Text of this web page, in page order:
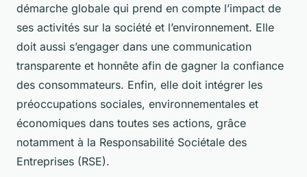
démarche globale qui prend en compte l’impact de
ses activités sur la société et l’environnement. Elle
doit aussi s’engager dans une communication
transparente et honnête afin de gagner la confiance
des consommateurs. Enfin, elle doit intégrer les
préoccupations sociales, environnementales et
économiques dans toutes ses actions, grâce
notamment à la Responsabilité Sociétale des
Entreprises (RSE).